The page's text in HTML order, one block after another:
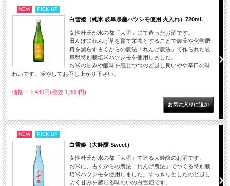
NEW PICK UP
白雪姫（純米 岐阜県産ハツシモ使用 火入れ）720mL
女性杜氏が水の都「大垣」にて造ったお酒です。
田んぼにれんげ草を育て栄養とすることで農薬や化学肥
料を減らす古くからの農法「れんげ農法」て作られた岐
阜県特別栽培米ハツシモを使用しました。
お米の甘みや酸味を感じつつのど越し良いやや辛口の味
わいです。冷やしてお召し上がり下さい。
価格： 1,430円(税抜 1,300円)
NEW PICK UP
白雪姫（大吟醸 Sweet）
女性杜氏が水の都「大垣」で造る大吟醸のお酒です。
お米に、古くからの農法「れんげ農法」でつくる特別栽
培米ハツシモを使用しました。すっきりとしたのど越し
よく甘みを感じる味わいの白雪姫です。